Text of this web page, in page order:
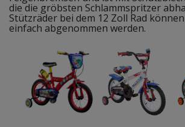
die die gröbsten Schlammspritzer
Stützräder bei dem 12 Zoll Rad
einfach abgenommen werden.